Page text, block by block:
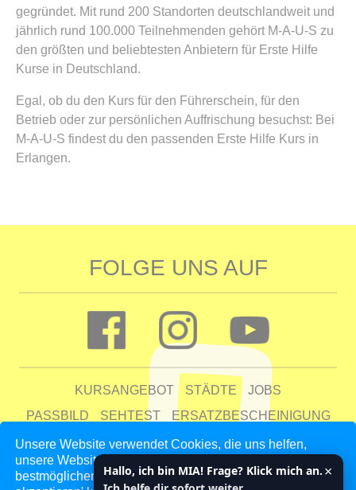
Unsere Website verwendet Cookies, die uns helfen,
unsere Website zu verbessern und unseren Kunden den
bestmöglichen Service zu bieten. Indem du auf 'Auswahl
gegründet. Mit rund 200 Standorten deutschlandweit und
jährlich rund 100.000 Teilnehmenden gehört M-A-U-S zu
den größten und beliebtesten Anbietern für Erste Hilfe
Kurse in Deutschland.
Egal, ob du den Kurs für den Führerschein, für den
Betrieb oder zur persönlichen Auffrischung besuchst: Bei
M-A-U-S findest du den passenden Erste Hilfe Kurs in
Erlangen.
FOLGE UNS AUF
KURSANGEBOT STÄDTE
JOBS
PASSBILD
SEHTEST
ERSATZBESCHEINIGUNG
UNTERNEHMEN
DATENSCHUTZ
IMPRESSUM
Hallo, ich bin MIA! Frage? Klick mich an. ×